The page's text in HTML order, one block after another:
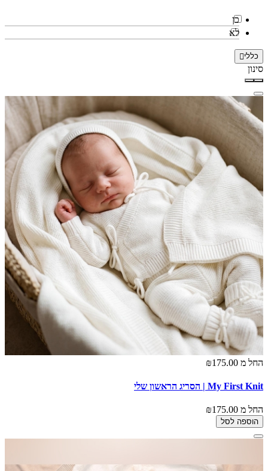
כן
לא
כללי
סינון
החל מ ₪175.00
My First Knit | הסריג הראשון שלי
החל מ ₪175.00
הוספה לסל